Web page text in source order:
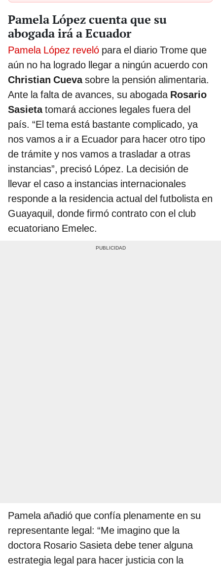
Pamela López cuenta que su
abogada irá a Ecuador
Pamela López reveló para el diario Trome que
aún no ha logrado llegar a ningún acuerdo con
Christian Cuevasobre la pensión alimentaria.
Ante la falta de avances, su abogadaRosario
Sasietatomará acciones legales fuera del
país. “El tema está bastante complicado, ya
nos vamos a ir a Ecuador para hacer otro tipo
de trámite y nos vamos a trasladar a otras
instancias”, precisó López. La decisión de
llevar el caso a instancias internacionales
responde a la residencia actual del futbolista en
Guayaquil, donde firmó contrato con el club
ecuatoriano Emelec.
Pamela añadió que confía plenamente en su
representante legal: “Me imagino que la
doctora Rosario Sasieta debe tener alguna
estrategia legal para hacer justicia con la